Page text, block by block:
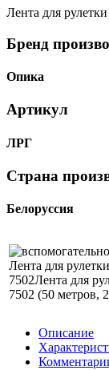
Лента для
Бренд
Опика
Артикул
ЛРГ
Страна
Белоруссия
Описание